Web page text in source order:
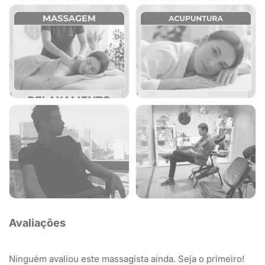
Avaliações
Ninguém avaliou este massagista ainda. Seja o primeiro!